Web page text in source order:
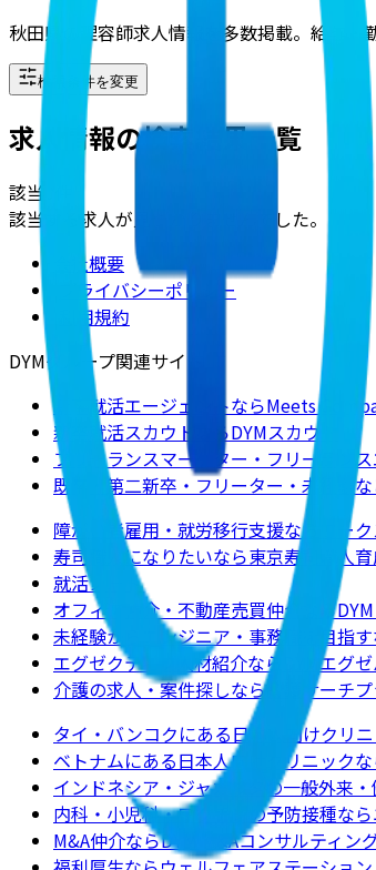
秋田県の理容師求人情報を多数掲載。給与・
検索条件を変更
求人情報の検索結果一覧
該当
該当する求人が見つかりませんでした。
会社概要
プライバシーポリシー
利用規約
DYMグループ関連サイト
新卒就活エージェントならMeets
新卒就活スカウトならDYMスカウト
フリーランスマーケター・フリーラン
既卒・第二新卒・フリーター・未経験
障がい者雇用・就労移行支援ならワー
寿司職人になりたいなら東京寿司職人育
就活ノート
オフィス仲介・不動産売買仲介なら
未経験からエンジニア・事務職を目指す
エグゼクティブ人材紹介ならDYMエグ
介護の求人・案件探しなら介護サーチ
タイ・バンコクにある日本人向けクリ
ベトナムにある日本人向けクリニック
インドネシア・ジャカルタの一般外来
内科・小児科・ワクチンの予防接種な
M&A仲介ならDYM M&Aコンサルティン